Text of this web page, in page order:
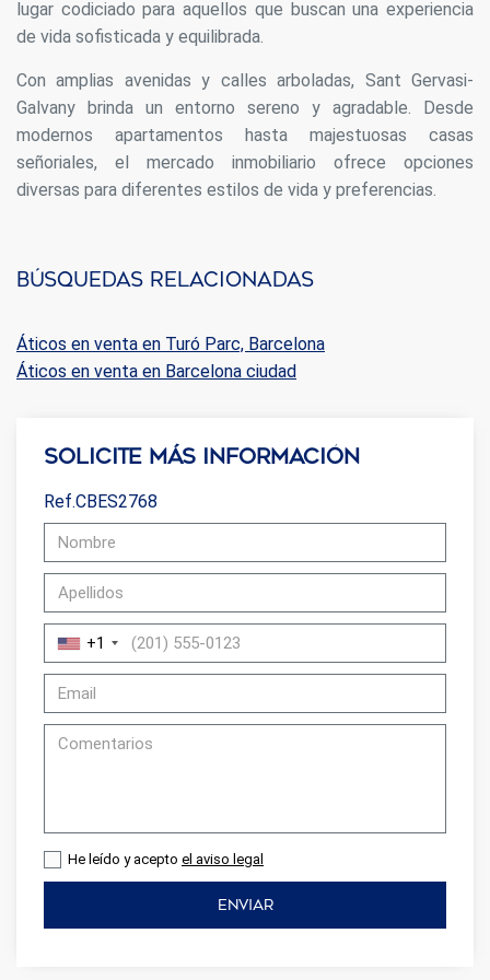
lugar codiciado para aquellos que buscan una experiencia
de vida sofisticada y equilibrada.
Con amplias avenidas y calles arboladas, Sant Gervasi-
Galvany brinda un entorno sereno y agradable. Desde
modernos apartamentos hasta majestuosas casas
señoriales, el mercado inmobiliario ofrece opciones
diversas para diferentes estilos de vida y preferencias.
Búsquedas relacionadas
Áticos en venta en Turó Parc, Barcelona
Áticos en venta en Barcelona ciudad
Solicite más información
Ref.CBES2768
+1
He leído y acepto el aviso legal
ENVIAR
Estas cookies son utilizadas para almacenar información
sobre las preferencias y elecciones personales del usuario
a través de la observación continuada de sus hábitos de
navegación. Gracias a ellas, podemos conocer los hábitos
de navegación en el sitio web y mostrar publicidad
relacionada con el perfil de navegación del usuario.